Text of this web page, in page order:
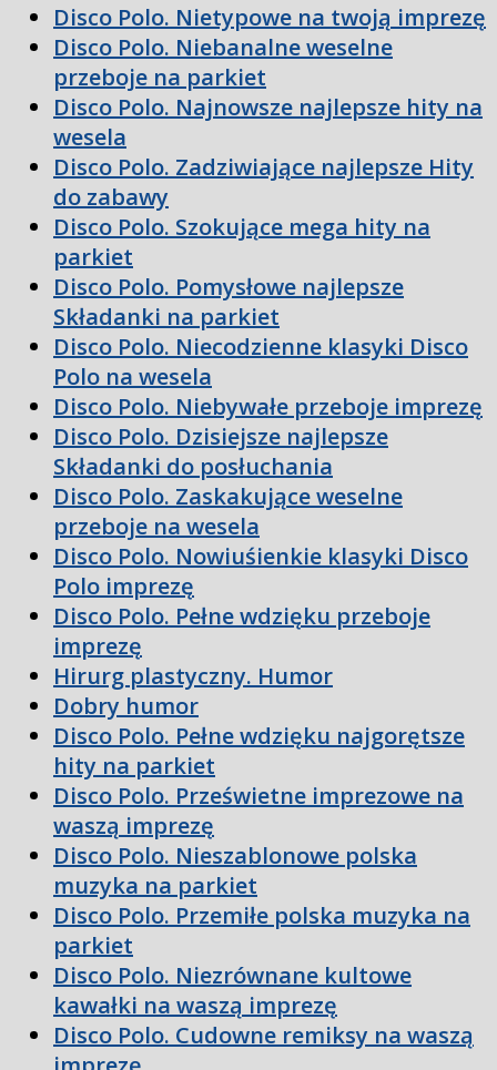
Disco Polo. Nietypowe na twoją imprezę
Disco Polo. Niebanalne weselne
przeboje na parkiet
Disco Polo. Najnowsze najlepsze hity na
wesela
Disco Polo. Zadziwiające najlepsze Hity
do zabawy
Disco Polo. Szokujące mega hity na
parkiet
Disco Polo. Pomysłowe najlepsze
Składanki na parkiet
Disco Polo. Niecodzienne klasyki Disco
Polo na wesela
Disco Polo. Niebywałe przeboje imprezę
Disco Polo. Dzisiejsze najlepsze
Składanki do posłuchania
Disco Polo. Zaskakujące weselne
przeboje na wesela
Disco Polo. Nowiuśienkie klasyki Disco
Polo imprezę
Disco Polo. Pełne wdzięku przeboje
imprezę
Hirurg plastyczny. Humor
Dobry humor
Disco Polo. Pełne wdzięku najgorętsze
hity na parkiet
Disco Polo. Prześwietne imprezowe na
waszą imprezę
Disco Polo. Nieszablonowe polska
muzyka na parkiet
Disco Polo. Przemiłe polska muzyka na
parkiet
Disco Polo. Niezrównane kultowe
kawałki na waszą imprezę
Disco Polo. Cudowne remiksy na waszą